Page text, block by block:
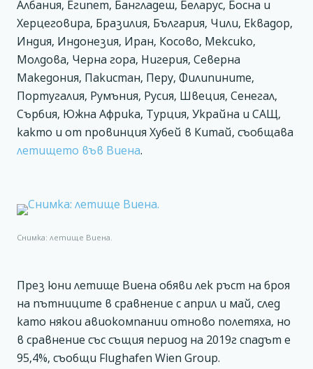
Албания, Египет, Бангладеш, Беларус, Босна и
Херцеговира, Бразилия, България, Чили, Еквадор,
Индия, Индонезия, Иран, Косово, Мексико,
Молдова, Черна гора, Нигерия, Северна
Македония, Пакистан, Перу, Филипините,
Португалия, Румъния, Русия, Швеция, Сенегал,
Сърбия, Южна Африка, Турция, Украйна и САЩ,
както и от провинция Хубей в Китай, съобщава
летището във Виена.
Снимка: летище Виена.
През юни летище Виена обяви лек ръст на броя
на пътниците в сравнение с април и май, след
като някои авиокомпании отново полетяха, но
в сравнение със същия период на 2019г спадът е
95,4%, съобщи Flughafen Wien Group.